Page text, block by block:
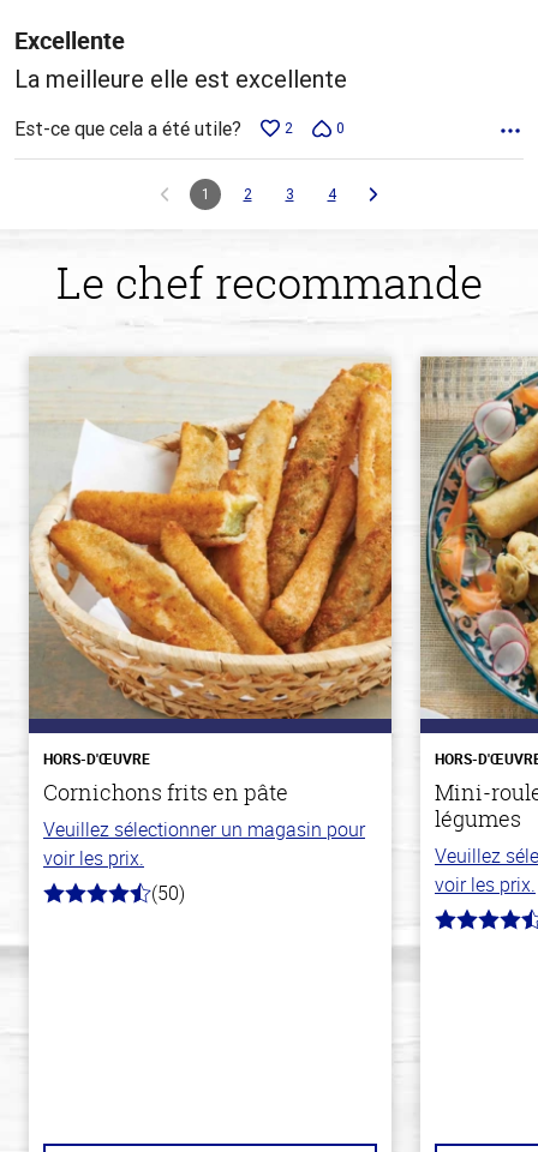
Excellente
La meilleure elle est excellente
Est-ce que cela a été utile? 2 0
1 2 3 4
Le chef recommande
HORS-D'ŒUVRE
Cornichons frits en pâte
Veuillez sélectionner un magasin pour
voir les prix.
4.1
(50)
HORS-
Mini-
légumes
Veuillez
voir les prix.
4.8